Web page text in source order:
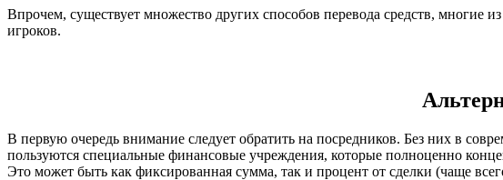
Впрочем, существует множество других способов перевода средств, многие
игроков.
В первую очередь внимание следует обратить на посредников. Без них в
пользуются специальные финансовые учреждения, которые полноценно
Это может быть как фиксированная сумма, так и процент от сделки (чаще